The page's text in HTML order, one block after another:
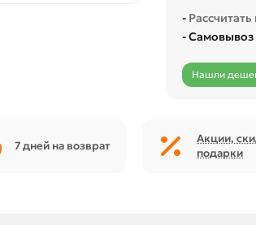
-
- Самовывоз
Нашли
7 дней на возврат
Акции,
подарки